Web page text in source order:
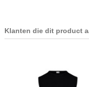
Klanten die dit product